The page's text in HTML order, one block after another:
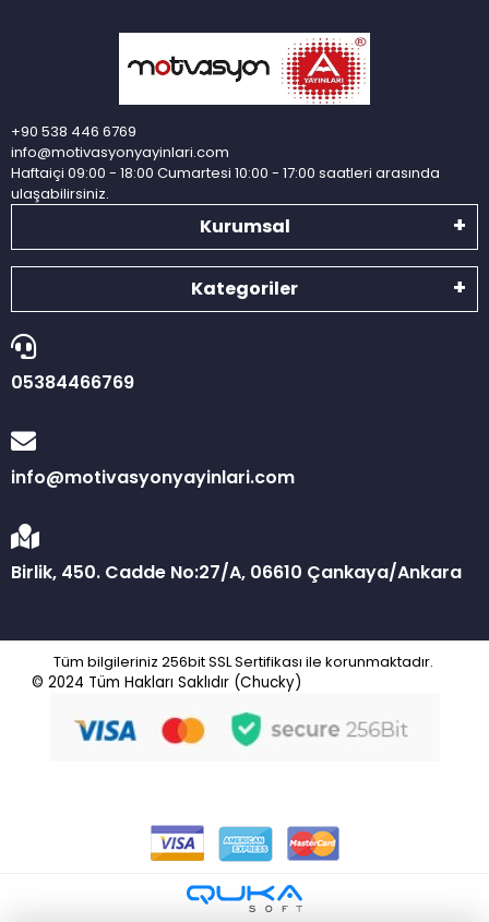
+90 538 446 6769
info@motivasyonyayinlari.com
Haftaiçi 09:00 - 18:00 Cumartesi 10:00 - 17:00 saatleri arasında
ulaşabilirsiniz.
Kurumsal
Kategoriler
05384466769
info@motivasyonyayinlari.com
Birlik, 450. Cadde No:27/A, 06610 Çankaya/Ankara
Tüm bilgileriniz 256bit SSL Sertifikası ile korunmaktadır.
© 2024 Tüm Hakları Saklıdır (Chucky)